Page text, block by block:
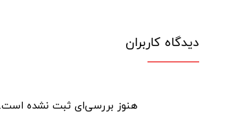
دیدگاه کاربران
هنوز بررسی‌ای ثبت نشده است.